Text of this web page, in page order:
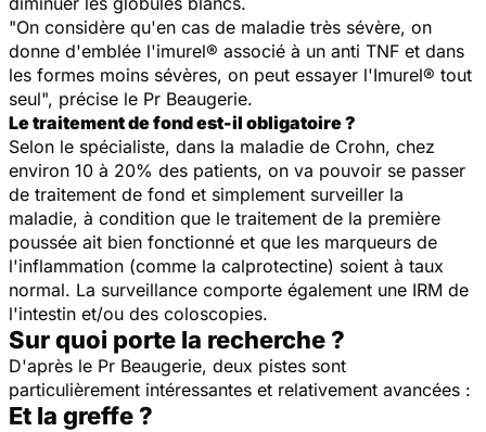
"On considère qu'en cas de maladie très sévère, on
donne d'emblée l'imurel® associé à un anti TNF et dans
les formes moins sévères, on peut essayer l'Imurel® tout
seul", précise le Pr Beaugerie.
Le traitement de fond est-il obligatoire ?
Selon le spécialiste, dans la maladie de Crohn, chez
environ 10 à 20% des patients, on va pouvoir se passer
de traitement de fond et simplement surveiller la
maladie, à condition que le traitement de la première
poussée ait bien fonctionné et que les marqueurs de
l'inflammation (comme la calprotectine) soient à taux
normal. La surveillance comporte également une IRM de
l'intestin et/ou des coloscopies.
Sur quoi porte la recherche ?
D'après le Pr Beaugerie, deux pistes sont
particulièrement intéressantes et relativement avancées :
Et la greffe ?